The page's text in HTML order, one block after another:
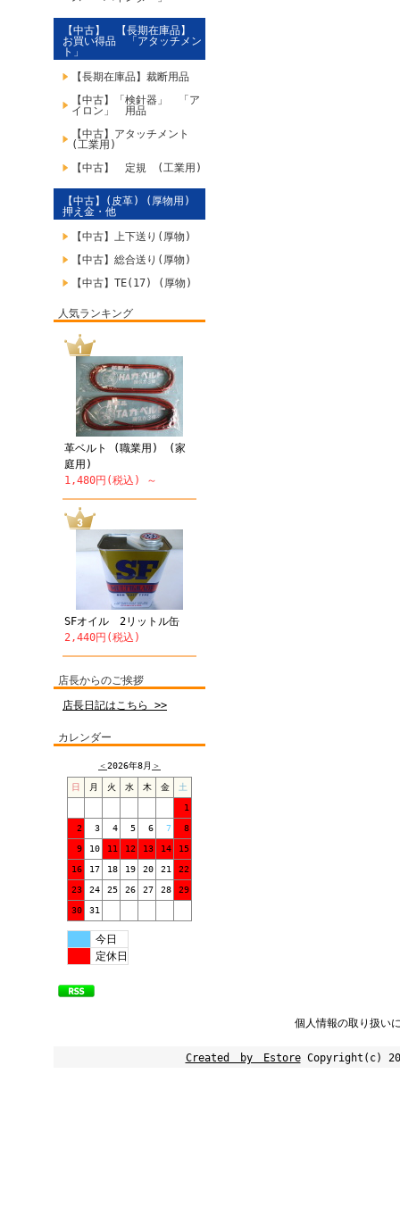
【中古】 【長期在庫品】
お買い得品 「アタッチメン
ト」
【長期在庫品】裁断用品
【中古】「検針器」 「ア
イロン」 用品
【中古】アタッチメント
(工業用)
【中古】 定規 (工業用)
【中古】(皮革) (厚物用)
押え金・他
【中古】上下送り(厚物)
【中古】総合送り(厚物)
【中古】TE(17) (厚物)
人気ランキング
革ベルト (職業用) (家
庭用)
1,480円(税込) ～
SFオイル 2リットル缶
2,440円(税込)
店長からのご挨拶
店長日記はこちら >>
カレンダー
＜2026年8月 ＞
日 月 火 水 木 金 土
1
2 3 4 5 6 7 8
9 10 11 12 13 14 15
16 17 18 19 20 21 22
23 24 25 26 27 28 29
30 31
今日
定休日
個人情報の取り扱い
Created by EstoreCopyright(c)